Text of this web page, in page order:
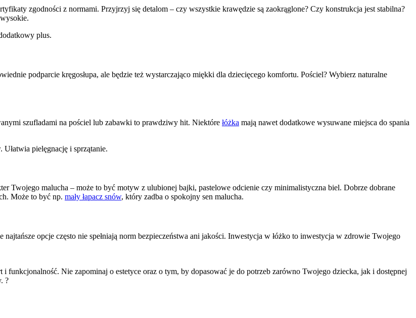
zgodności z normami. Przyjrzyj się detalom – czy wszystkie krawędzie są zaokrąglone? Czy konstrukcja jest stabilna?
plus.
podparcie kręgosłupa, ale będzie też wystarczająco miękki dla dziecięcego komfortu. Pościel? Wybierz naturalne
szufladami na pościel lub zabawki to prawdziwy hit. Niektóre łóżka mają nawet dodatkowe wysuwane miejsca do spania
pielęgnację i sprzątanie.
Twojego malucha – może to być motyw z ulubionej bajki, pastelowe odcienie czy minimalistyczna biel. Dobrze dobrane
Może to być np. mały łapacz snów, który zadba o spokojny sen malucha.
opcje często nie spełniają norm bezpieczeństwa ani jakości. Inwestycja w łóżko to inwestycja w zdrowie Twojego
funkcjonalność. Nie zapominaj o estetyce oraz o tym, by dopasować je do potrzeb zarówno Twojego dziecka, jak i dostępnej
?